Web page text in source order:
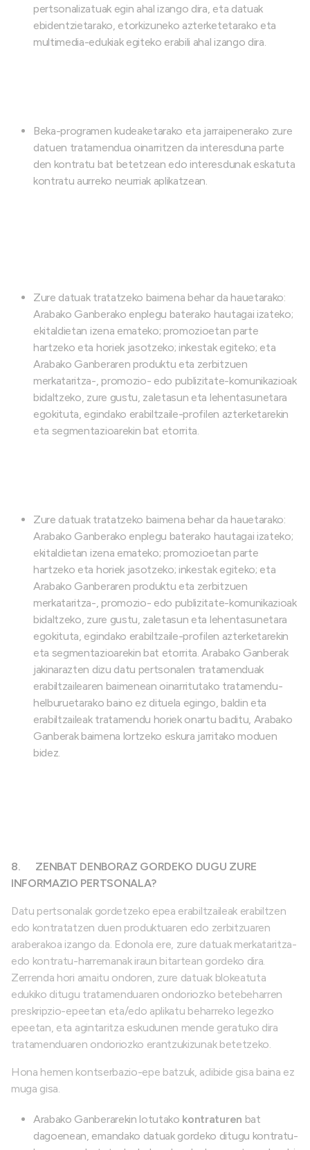
pertsonalizatuak egin ahal izango dira, eta datuak
ebidentzietarako, etorkizuneko azterketetarako eta
multimedia-edukiak egiteko erabili ahal izango dira.
Beka-programen kudeaketarako eta jarraipenerako zure
datuen tratamendua oinarritzen da interesduna parte
den kontratu bat betetzean edo interesdunak eskatuta
kontratu aurreko neurriak aplikatzean.
Zure datuak tratatzeko baimena behar da hauetarako:
Arabako Ganberako enplegu baterako hautagai izateko;
ekitaldietan izena emateko; promozioetan parte
hartzeko eta horiek jasotzeko; inkestak egiteko; eta
Arabako Ganberaren produktu eta zerbitzuen
merkataritza-, promozio- edo publizitate-komunikazioak
bidaltzeko, zure gustu, zaletasun eta lehentasunetara
egokituta, egindako erabiltzaile-profilen azterketarekin
eta segmentazioarekin bat etorrita.
Zure datuak tratatzeko baimena behar da hauetarako:
Arabako Ganberako enplegu baterako hautagai izateko;
ekitaldietan izena emateko; promozioetan parte
hartzeko eta horiek jasotzeko; inkestak egiteko; eta
Arabako Ganberaren produktu eta zerbitzuen
merkataritza-, promozio- edo publizitate-komunikazioak
bidaltzeko, zure gustu, zaletasun eta lehentasunetara
egokituta, egindako erabiltzaile-profilen azterketarekin
eta segmentazioarekin bat etorrita. Arabako Ganberak
jakinarazten dizu datu pertsonalen tratamenduak
erabiltzailearen baimenean oinarritutako tratamendu-
helburuetarako baino ez dituela egingo, baldin eta
erabiltzaileak tratamendu horiek onartu baditu, Arabako
Ganberak baimena lortzeko eskura jarritako moduen
bidez.
8. ZENBAT DENBORAZ GORDEKO DUGU ZURE
INFORMAZIO PERTSONALA?
Datu pertsonalak gordetzeko epea erabiltzaileak erabiltzen
edo kontratatzen duen produktuaren edo zerbitzuaren
araberakoa izango da. Edonola ere, zure datuak merkataritza-
edo kontratu-harremanak iraun bitartean gordeko dira.
Zerrenda hori amaitu ondoren, zure datuak blokeatuta
edukiko ditugu tratamenduaren ondoriozko betebeharren
preskripzio-epeetan eta/edo aplikatu beharreko legezko
epeetan, eta agintaritza eskudunen mende geratuko dira
tratamenduaren ondoriozko erantzukizunak betetzeko.
Hona hemen kontserbazio-epe batzuk, adibide gisa baina ez
muga gisa.
Arabako Ganberarekin lotutako kontraturen bat
dagoenean, emandako datuak gordeko ditugu kontratu-